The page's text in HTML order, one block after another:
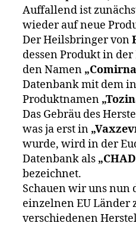
Auffallend ist
wieder auf neue
Der Heilsbringer von
dessen Produkt in
den Namen
Datenbank mit dem
Produktnamen
Das Gebräu des
was ja erst in
wurde, wird in der
Datenbank als
bezeichnet.
Schauen wir uns nun
einzelnen EU Länder
verschiedenen